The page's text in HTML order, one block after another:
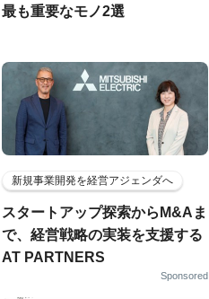
最も重要なモノ2選
新規事業開発を経営アジェンダへ
スタートアップ探索からM&Aま
で、経営戦略の実装を支援する
AT PARTNERS
Sponsored